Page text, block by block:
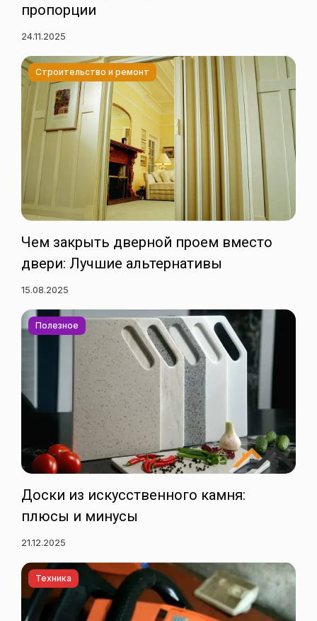
пропорции
24.11.2025
Строительство и ремонт
Чем закрыть дверной проем вместо
двери: Лучшие альтернативы
15.08.2025
Полезное
Доски из искусственного камня:
плюсы и минусы
21.12.2025
Техника